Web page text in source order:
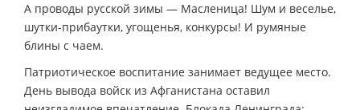
А проводы русской зимы — Масленица! Шум и веселье,
шутки-прибаутки, угощенья, конкурсы! И румяные
блины с чаем.
Патриотическое воспитание занимает ведущее место.
День вывода войск из Афганистана оставил